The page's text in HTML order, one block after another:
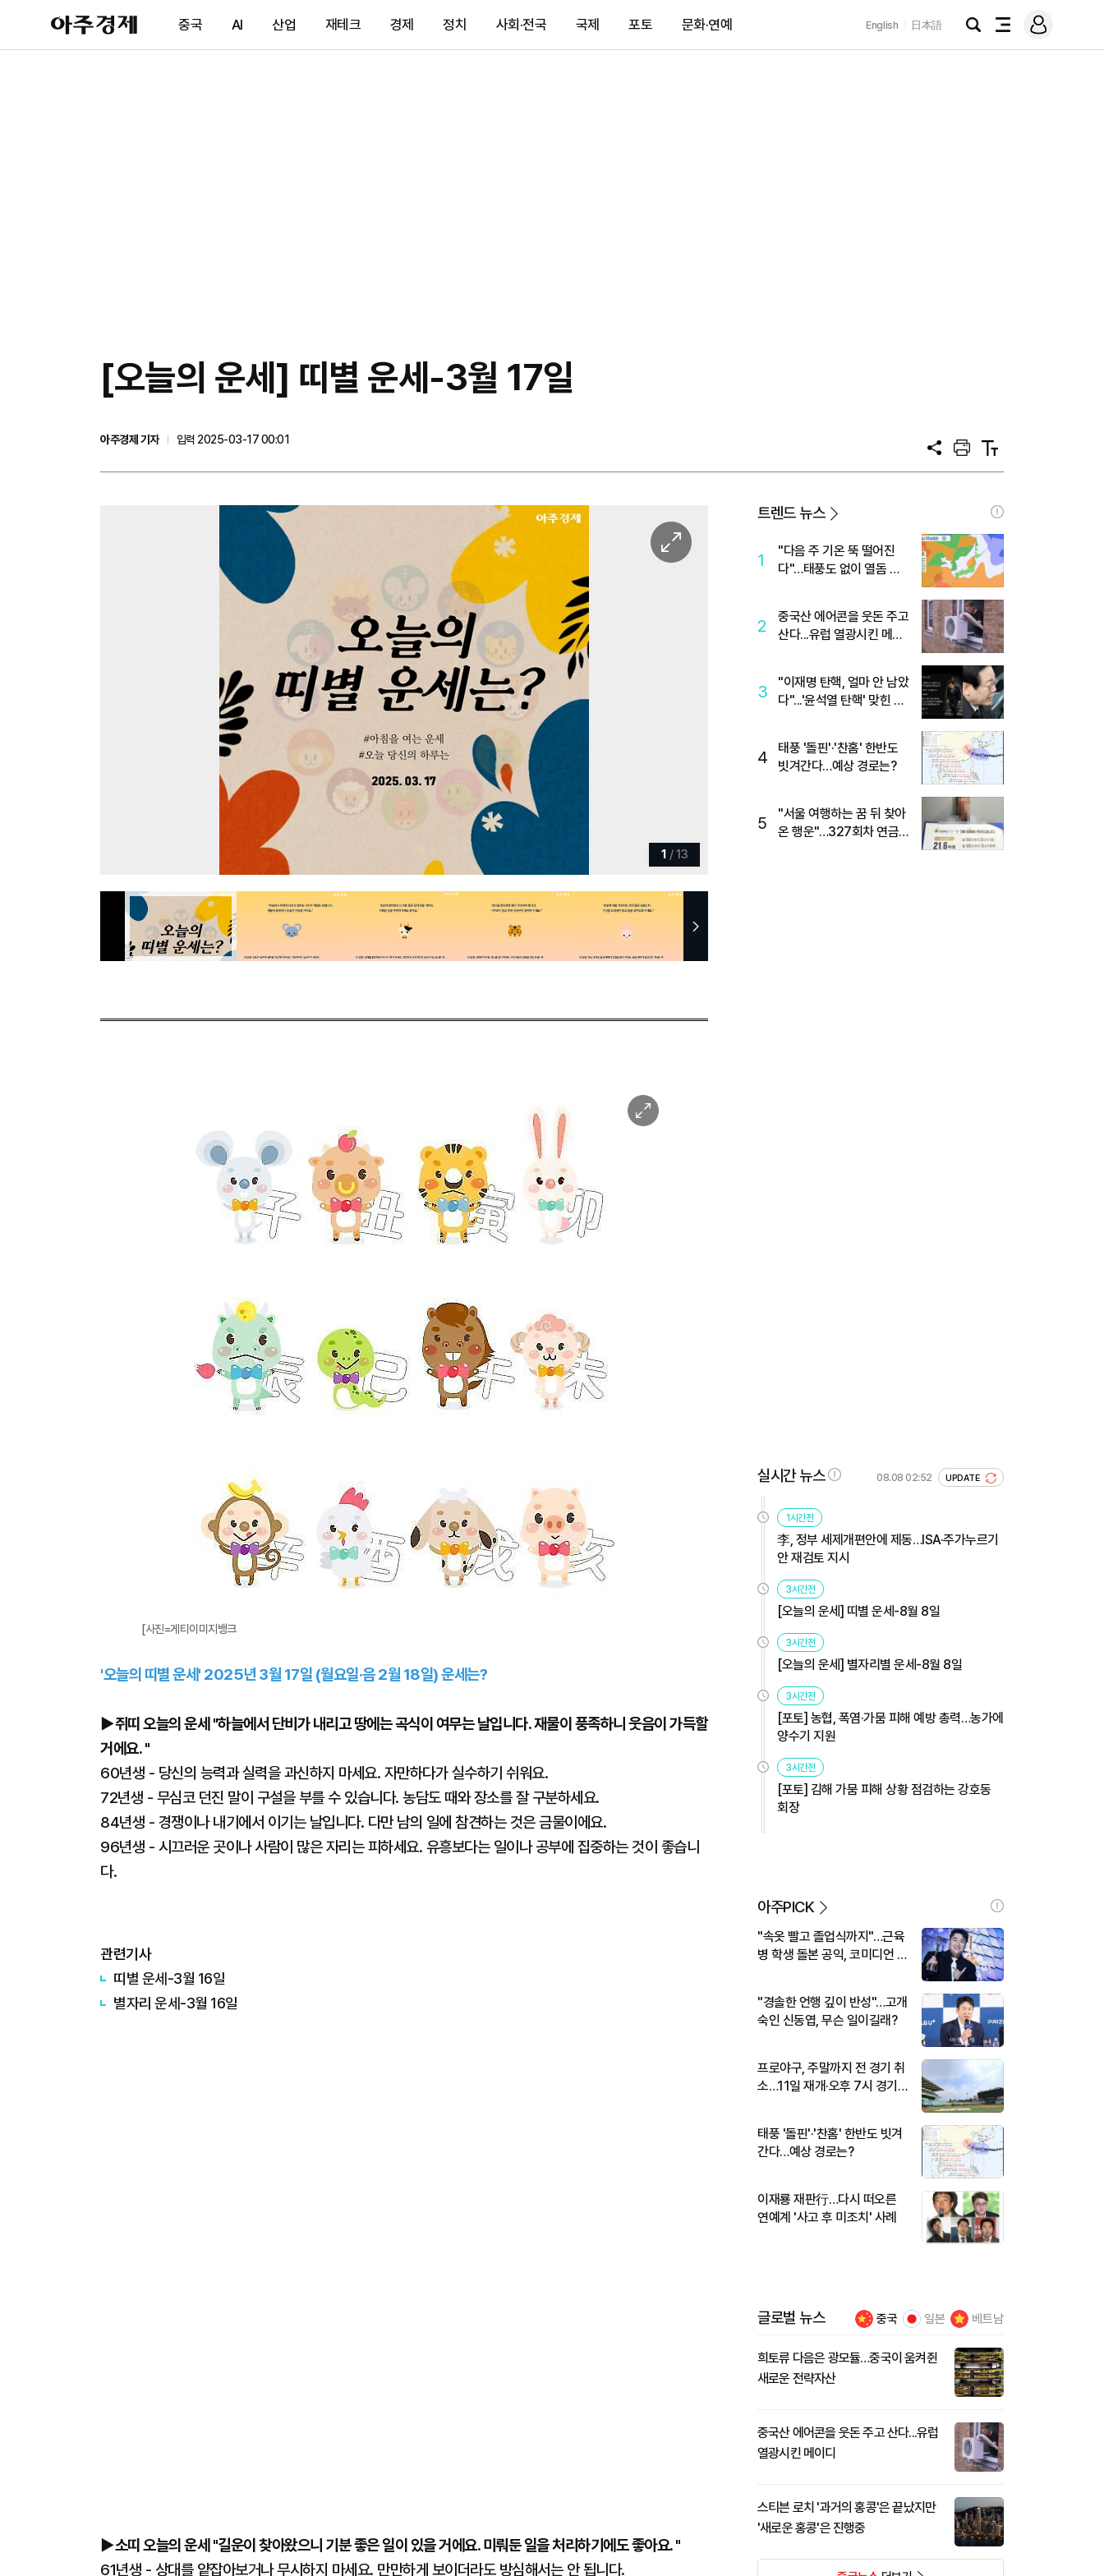
아
주
제
중국 AI 산업 재테크 경제 정치 사회·전국 국제 포토 문화·연예 English 日本語
검
전
메
그
[오늘의 운세] 띠별 운세-3월 17일
아주경제 기자
입력 2025-03-17 00:01
공
프
트
텍
트
이
미
지
확
1 /13
이
미
[사진=게티이미지뱅크
'오늘의 띠별 운세' 2025년 3월 17일 (월요일·음 2월 18일) 운세는?
▶쥐띠 오늘의 운세 "하늘에서 단비가 내리고 땅에는 곡식이 여무는 날입니다. 재물이 풍족하니 웃음이 가득할
거에요. "
60년생 - 당신의 능력과 실력을 과신하지 마세요. 자만하다가 실수하기 쉬워요.
72년생 - 무심코 던진 말이 구설을 부를 수 있습니다. 농담도 때와 장소를 잘 구분하세요.
84년생 - 경쟁이나 내기에서 이기는 날입니다. 다만 남의 일에 참견하는 것은 금물이에요.
96년생 - 시끄러운 곳이나 사람이 많은 자리는 피하세요. 유흥보다는 일이나 공부에 집중하는 것이 좋습니
다.
관련기사
띠별 운세-3월 16일
별자리 운세-3월 16일
▶소띠 오늘의 운세 "길운이 찾아왔으니 기분 좋은 일이 있을 거에요. 미뤄둔 일을 처리하기에도 좋아요. "
61년생 - 상대를 얕잡아보거나 무시하지 마세요. 만만하게 보이더라도 방심해서는 안 됩니다.
트렌드 뉴스
1
"다음 주 기온 뚝 떨어진
다"…태풍도 없이 열돔 박
2
중국산 에어콘을 웃돈 주고
산다...유럽 열광시킨 메이
3
"이재명 탄핵, 얼마 안 남았
다"...'윤석열 탄핵' 맞힌 무
4
태풍 '돌핀'·'찬홈' 한반도
빗겨간다…예상 경로는?
5
"서울 여행하는 꿈 뒤 찾아
온 행운"…327회차 연금
실시간 뉴스 08.08 02:52 UPDATE
1시간전
李, 정부 세제개편안에 제동…ISA·주가누르기
안 재검토 지시
3시간전
[오늘의 운세] 띠별 운세-8월 8일
3시간전
[오늘의 운세] 별자리별 운세-8월 8일
3시간전
[포토] 농협, 폭염·가뭄 피해 예방 총력…농가에
양수기 지원
3시간전
[포토] 김해 가뭄 피해 상황 점검하는 강호동
회장
아주PICK
"속옷 빨고 졸업식까지"…근육
병 학생 돌본 공익, 코미디언 김
"경솔한 언행 깊이 반성"…고개
숙인 신동엽, 무슨 일이길래?
프로야구, 주말까지 전 경기 취
소…11일 재개·오후 7시 경기
태풍 '돌핀'·'찬홈' 한반도 빗겨
간다…예상 경로는?
이재룡 재판行…다시 떠오른
연예계 '사고 후 미조치' 사례
글로벌 뉴스 중국 일본 베트남
희토류 다음은 광모듈…중국이 움켜쥔
새로운 전략자산
중국산 에어콘을 웃돈 주고 산다...유럽
열광시킨 메이디
스티븐 로치 '과거의 홍콩'은 끝났지만
'새로운 홍콩'은 진행중